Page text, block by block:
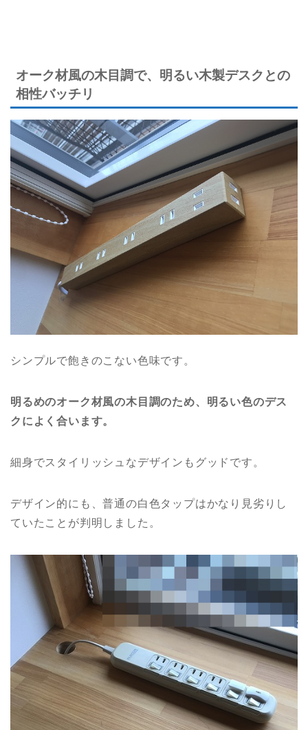
オーク材風の木目調で、明るい木製デスクとの
相性バッチリ
シンプルで飽きのこない色味です。
明るめのオーク材風の木目調のため、明るい色のデス
クによく合います。
細身でスタイリッシュなデザインもグッドです。
デザイン的にも、普通の白色タップはかなり見劣りし
ていたことが判明しました。